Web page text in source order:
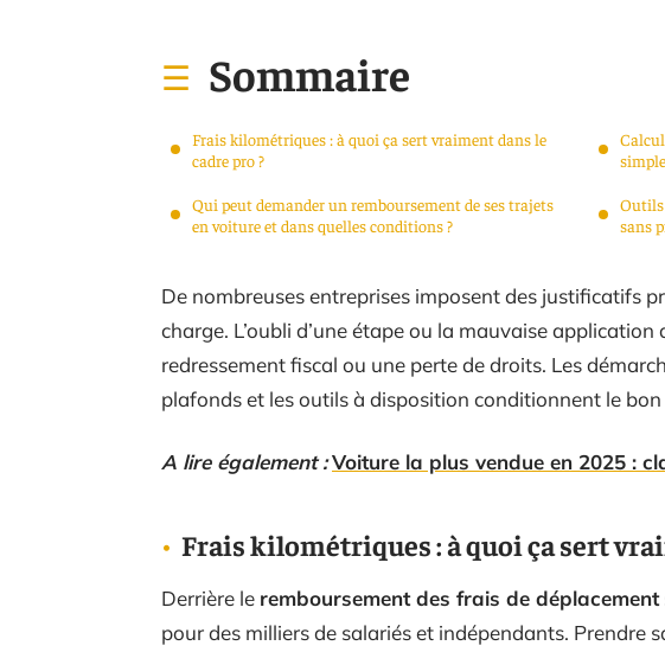
Sommaire
Frais kilométriques : à quoi ça sert vraiment dans le
cadre pro ?
Qui peut demander un remboursement de ses trajets
en voiture et dans quelles conditions ?
Outils
sans
De nombreuses entreprises imposent des justificatifs
charge. L’oubli d’une étape ou la mauvaise
redressement fiscal ou une perte de droits. Les
plafonds et les outils à disposition conditionnent le
A lire également :Voiture la plus vendue en 2025 :
Frais kilométriques : à quoi ça sert
Derrière le remboursement des frais de déplacement
pour des milliers de salariés et indépendants. Prendre